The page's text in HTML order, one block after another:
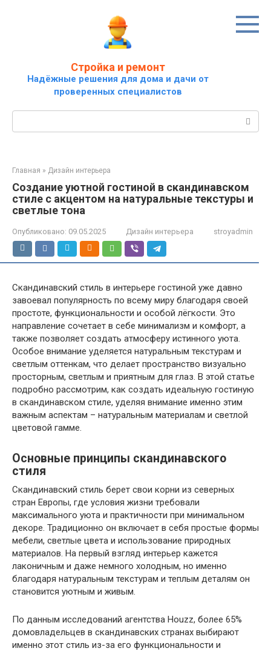
Стройка и ремонт
Надёжные решения для дома и дачи от
проверенных специалистов
Главная » Дизайн интерьера
Создание уютной гостиной в скандинавском
стиле с акцентом на натуральные текстуры и
светлые тона
Опубликовано: 09.05.2025 Дизайн интерьера stroyadmin
Скандинавский стиль в интерьере гостиной уже давно
завоевал популярность по всему миру благодаря своей
простоте, функциональности и особой лёгкости. Это
направление сочетает в себе минимализм и комфорт, а
также позволяет создать атмосферу истинного уюта.
Особое внимание уделяется натуральным текстурам и
светлым оттенкам, что делает пространство визуально
просторным, светлым и приятным для глаз. В этой статье
подробно рассмотрим, как создать идеальную гостиную
в скандинавском стиле, уделяя внимание именно этим
важным аспектам – натуральным материалам и светлой
цветовой гамме.
Основные принципы скандинавского
стиля
Скандинавский стиль берет свои корни из северных
стран Европы, где условия жизни требовали
максимального уюта и практичности при минимальном
декоре. Традиционно он включает в себя простые формы
мебели, светлые цвета и использование природных
материалов. На первый взгляд интерьер кажется
лаконичным и даже немного холодным, но именно
благодаря натуральным текстурам и теплым деталям он
становится уютным и живым.
По данным исследований агентства Houzz, более 65%
домовладельцев в скандинавских странах выбирают
именно этот стиль из-за его функциональности и